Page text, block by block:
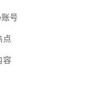
号
点
容